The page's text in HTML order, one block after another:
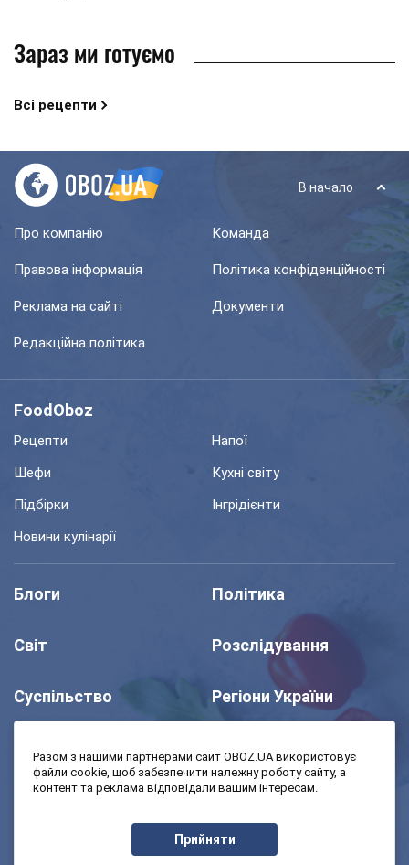
Зараз ми готуємо
Всі рецепти
В начало
Про компанію Команда
Правова інформація Політика конфіденційності
Реклама на сайті Документи
Редакційна політика
FoodOboz
Рецепти
Напої
Шефи
Кухні світу
Підбірки
Інгрідієнти
Новини кулінарії
Блоги Політика
Світ Розслідування
Суспільство Регіони України
Моя школа
Економіка
Разом з нашими партнерами сайт OBOZ.UA використовує
файли cookie, щоб забезпечити належну роботу сайту, а
контент та реклама відповідали вашим інтересам.
Прийняти